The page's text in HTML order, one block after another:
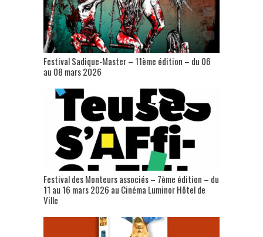
Festival Sadique-Master – 11ème édition – du 06
au 08 mars 2026
Festival des Monteurs associés – 7ème édition – du
11 au 16 mars 2026 au Cinéma Luminor Hôtel de
Ville